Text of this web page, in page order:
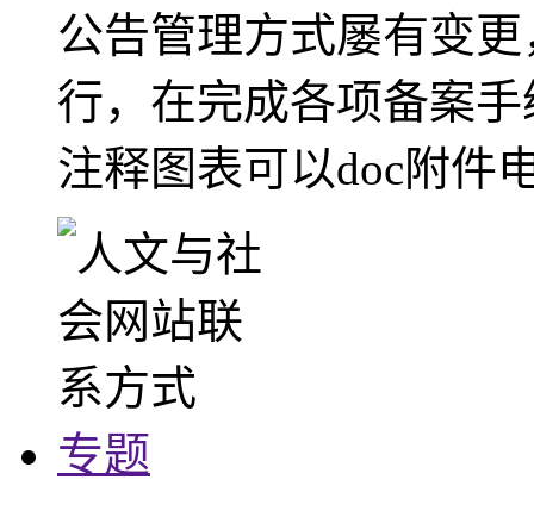
公告管理方式屡有变
行，在完成各项备案
注释图表可以doc附件
专题